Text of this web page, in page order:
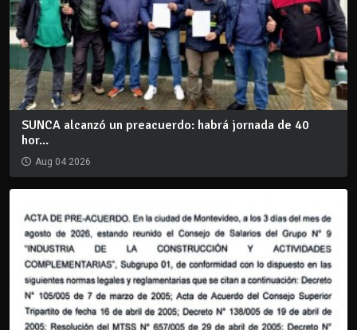
SUNCA alcanzó un preacuerdo: habrá jornada de 40
hor...
Aug 04 2026